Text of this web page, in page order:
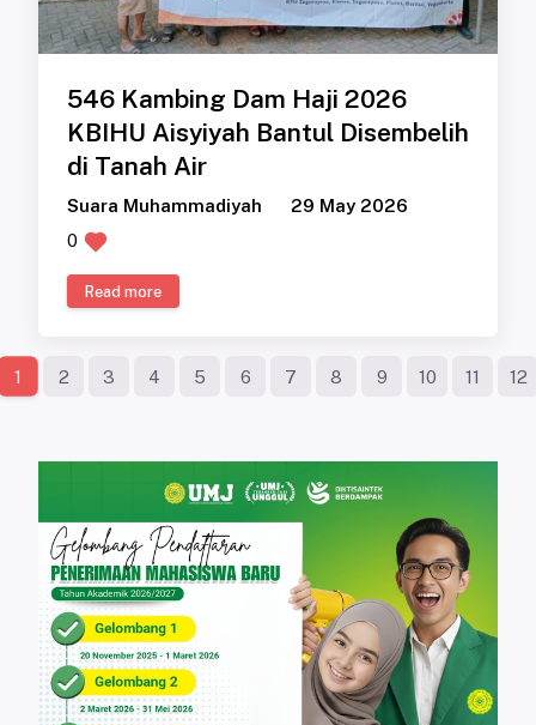
546 Kambing Dam Haji 2026
KBIHU Aisyiyah Bantul Disembelih
di Tanah Air
Suara Muhammadiyah
29 May 2026
0
Read more
1 2 3 4 5 6 7 8 9 10 11 12